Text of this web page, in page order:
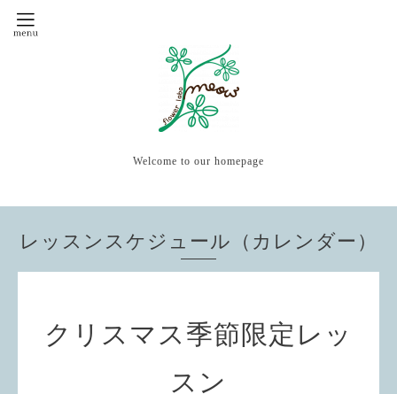
Welcome to our homepage
レッスンスケジュール（カレンダー）
クリスマス季節限定レッ
スン